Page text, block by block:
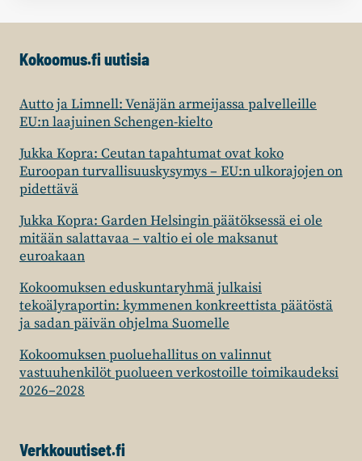
Kokoomus.fi uutisia
Autto ja Limnell: Venäjän armeijassa palvelleille
EU:n laajuinen Schengen-kielto
Jukka Kopra: Ceutan tapahtumat ovat koko
Euroopan turvallisuuskysymys – EU:n ulkorajojen on
pidettävä
Jukka Kopra: Garden Helsingin päätöksessä ei ole
mitään salattavaa – valtio ei ole maksanut
euroakaan
Kokoomuksen eduskuntaryhmä julkaisi
tekoälyraportin: kymmenen konkreettista päätöstä
ja sadan päivän ohjelma Suomelle
Kokoomuksen puoluehallitus on valinnut
vastuuhenkilöt puolueen verkostoille toimikaudeksi
2026–2028
Verkkouutiset.fi